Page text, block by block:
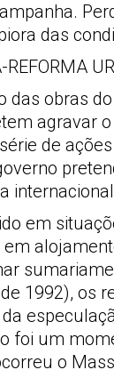
das
REFORMA
obras
agravar
de
em
1992),
foi um
o